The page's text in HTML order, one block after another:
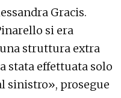
Gracis.
si era
struttura extra
stata effettuata solo
sinistro», prosegue